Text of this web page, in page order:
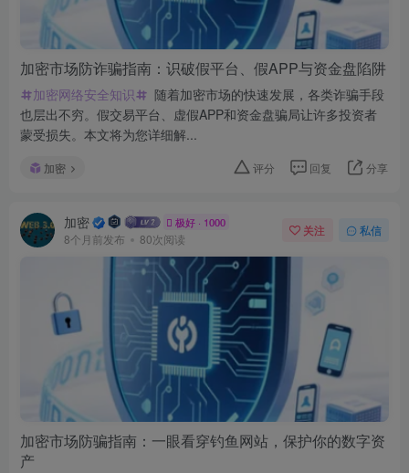
加密市场防诈骗指南：识破假平台、假APP与资金盘陷阱
加密网络安全知识
随着加密市场的快速发展，各类诈骗手段
也层出不穷。假交易平台、虚假APP和资金盘骗局让许多投资者
蒙受损失。本文将为您详细解...
加密 评分 回复 分享
加密 极好 · 1000
8个月前发布 80次阅读
关注 私信
加密市场防骗指南：一眼看穿钓鱼网站，保护你的数字资
产